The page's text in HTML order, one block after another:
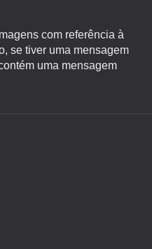
com referência à
se tiver uma mensagem
uma mensagem